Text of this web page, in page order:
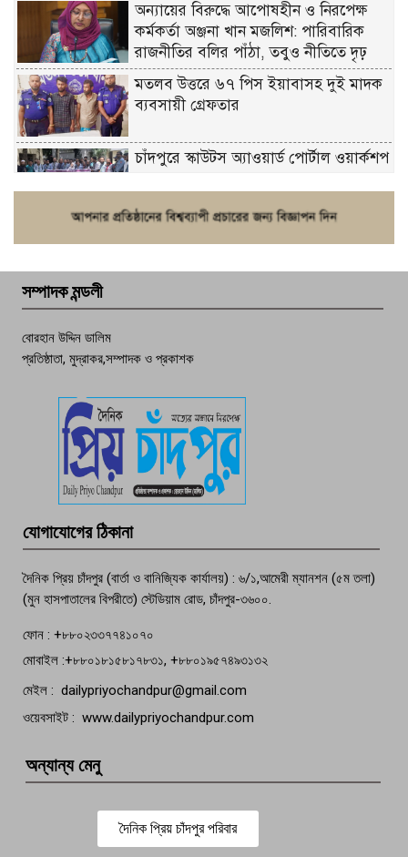
অন্যায়ের বিরুদ্ধে আপোষহীন ও নিরপেক্ষ
কর্মকর্তা অঞ্জনা খান মজলিশ: পারিবারিক
রাজনীতির বলির পাঁঠা, তবুও নীতিতে দৃঢ়
মতলব উত্তরে ৬৭ পিস ইয়াবাসহ দুই মাদক
ব্যবসায়ী গ্রেফতার
চাঁদপুরে স্কাউটস অ্যাওয়ার্ড পোর্টাল ওয়ার্কশপ
পচা দুর্গন্ধে ৯৯৯-এ ফোন, ফরিদগঞ্জে
তরুণের অর্ধগলিত লাশ উদ্ধার
সম্পাদক মন্ডলী
বোরহান উদ্দিন ডালিম
প্রতিষ্ঠাতা, মুদ্রাকর,সম্পাদক ও প্রকাশক
যোগাযোগের ঠিকানা
দৈনিক প্রিয় চাঁদপুর (বার্তা ও বানিজ্যিক কার্যালয়) : ৬/১,আমেরী ম্যানশন (৫ম তলা)
(মুন হাসপাতালের বিপরীতে) স্টেডিয়াম রোড, চাঁদপুর-৩৬০০.
ফোন : +৮৮০২৩৩৭৭৪১০৭০
মোবাইল :+৮৮০১৮১৫৮১৭৮৩১, +৮৮০১৯৫৭৪৯৩১৩২
মেইল : dailypriyochandpur@gmail.com
ওয়েবসাইট : www.dailypriyochandpur.com
অন্যান্য মেনু
দৈনিক প্রিয় চাঁদপুর পরিবার